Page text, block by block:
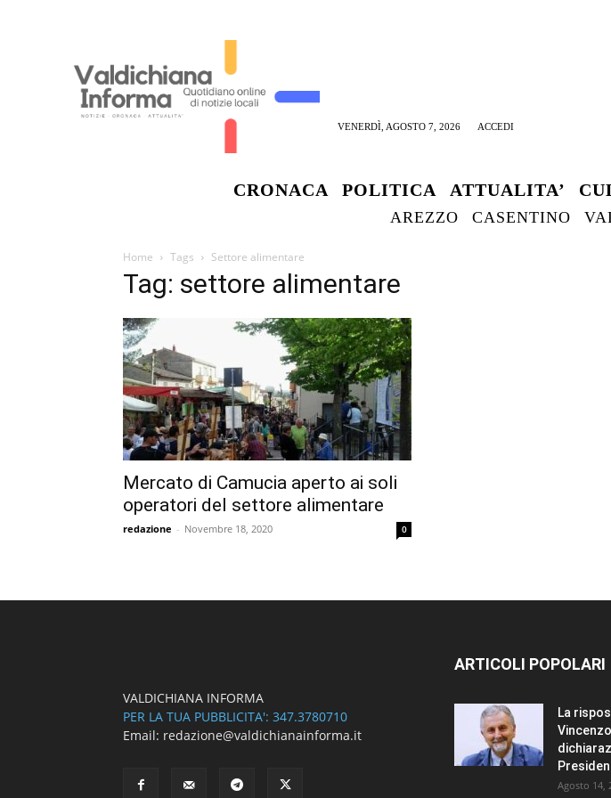
VENERDÌ, AGOSTO 7, 2026 ACCEDI
CRONACA POLITICA ATTUALITA’
AREZZO CASENTINO
Home Tags Settore alimentare
Tag: settore alimentare
Mercato di Camucia aperto ai soli
operatori del settore alimentare
redazione - Novembre 18, 2020 0
VALDICHIANA INFORMA
PER LA TUA PUBBLICITA': 347.3780710
Email: redazione@valdichianainforma.it
ARTICOLI POPOLARI
La
Agosto 14,